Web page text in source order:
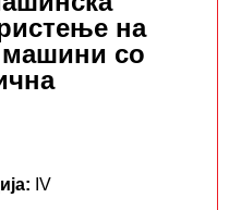
на
машини со
IV